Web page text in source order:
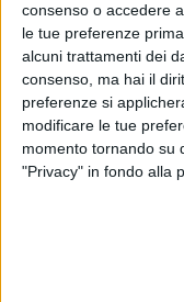
consenso o accedere
le tue preferenze
alcuni trattamenti dei
consenso, ma hai il
preferenze si
modificare le tue
momento tornando su
"Privacy" in fondo alla
Ernia è primo
più trasmesso
Il singolo ha
soldi e per
lasciando il segno
diDaniele Verderio